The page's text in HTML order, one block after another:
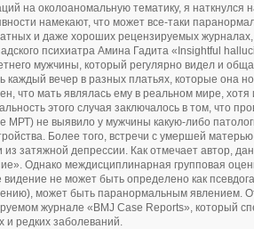
на околоаномальную тематику, я наткнулся
намекают, что может все-таки
и даже хороших рецензируемых
психиатра Амина Гадита «Insightful
мужчины, который регулярно видел и
каждый вечер в разных платьях, которые она
что мать являлась ему в реальном мире, хотя
этого случая заключалось в том, что
МРТ) не выявило у мужчины какую-либо
Более того, встречи с умершей
затяжной депрессии. Как отмечает автор,
Однако междисциплинарная групповая
видение не может быть определено как
может быть паранормальным явлением.
журнале «BMJ Case Reports», который
редких заболеваний.